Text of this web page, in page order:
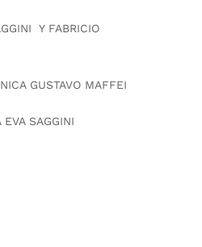
Y FABRICIO
GUSTAVO MAFFEI
SAGGINI